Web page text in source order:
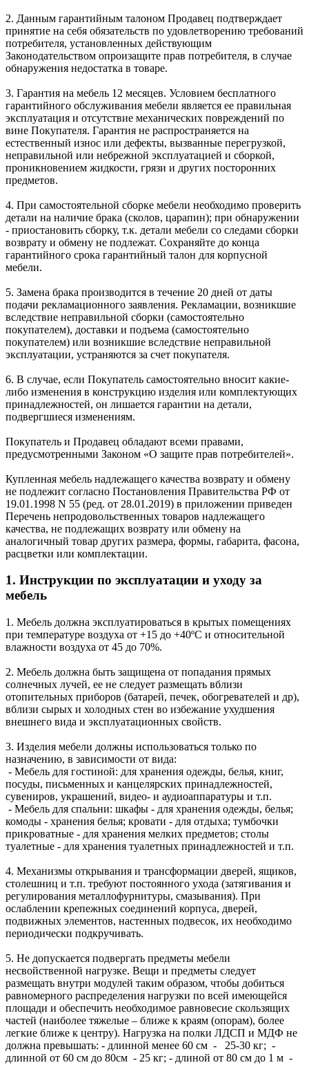
2. Данным гарантийным талоном Продавец подтверждает
принятие на себя обязательств по удовлетворению требований
потребителя, установленных действующим
Законодательством опроизащите прав потребителя, в случае
обнаружения недостатка в товаре.
3. Гарантия на мебель 12 месяцев. Условием бесплатного
гарантийного обслуживания мебели является ее правильная
эксплуатация и отсутствие механических повреждений по
вине Покупателя. Гарантия не распространяется на
естественный износ или дефекты, вызванные перегрузкой,
неправильной или небрежной эксплуатацией и сборкой,
проникновением жидкости, грязи и других посторонних
предметов.
4. При самостоятельной сборке мебели необходимо проверить
детали на наличие брака (сколов, царапин); при обнаружении
- приостановить сборку, т.к. детали мебели со следами сборки
возврату и обмену не подлежат. Сохраняйте до конца
гарантийного срока гарантийный талон для корпусной
мебели.
5. Замена брака производится в течение 20 дней от даты
подачи рекламационного заявления. Рекламации, возникшие
вследствие неправильной сборки (самостоятельно
покупателем), доставки и подъема (самостоятельно
покупателем) или возникшие вследствие неправильной
эксплуатации, устраняются за счет покупателя.
6. В случае, если Покупатель самостоятельно вносит какие-
либо изменения в конструкцию изделия или комплектующих
принадлежностей, он лишается гарантии на детали,
подвергшиеся изменениям.
Покупатель и Продавец обладают всеми правами,
предусмотренными Законом «О защите прав потребителей».
Купленная мебель надлежащего качества возврату и обмену
не подлежит согласно Постановления Правительства РФ от
19.01.1998 N 55 (ред. от 28.01.2019) в приложении приведен
Перечень непродовольственных товаров надлежащего
качества, не подлежащих возврату или обмену на
аналогичный товар других размера, формы, габарита, фасона,
расцветки или комплектации.
1. Инструкции по эксплуатации и уходу за
мебель
1. Мебель должна эксплуатироваться в крытых помещениях
при температуре воздуха от +15 до +40ºС и относительной
влажности воздуха от 45 до 70%.
2. Мебель должна быть защищена от попадания прямых
солнечных лучей, ее не следует размещать вблизи
отопительных приборов (батарей, печек, обогревателей и др),
вблизи сырых и холодных стен во избежание ухудшения
внешнего вида и эксплуатационных свойств.
3. Изделия мебели должны использоваться только по
назначению, в зависимости от вида:
- Мебель для гостиной: для хранения одежды, белья, книг,
посуды, письменных и канцелярских принадлежностей,
сувениров, украшений, видео- и аудиоаппаратуры и т.п.
- Мебель для спальни: шкафы - для хранения одежды, белья;
комоды - хранения белья; кровати - для отдыха; тумбочки
прикроватные - для хранения мелких предметов; столы
туалетные - для хранения туалетных принадлежностей и т.п.
4. Механизмы открывания и трансформации дверей, ящиков,
столешниц и т.п. требуют постоянного ухода (затягивания и
регулирования металлофурнитуры, смазывания). При
ослаблении крепежных соединений корпуса, дверей,
подвижных элементов, настенных подвесок, их необходимо
периодически подкручивать.
5. Не допускается подвергать предметы мебели
несвойственной нагрузке. Вещи и предметы следует
размещать внутри модулей таким образом, чтобы добиться
равномерного распределения нагрузки по всей имеющейся
площади и обеспечить необходимое равновесие скользящих
частей (наиболее тяжелые – ближе к краям (опорам), более
легкие ближе к центру). Нагрузка на полки ЛДСП и МДФ не
должна превышать: - длинной менее 60 см - 25-30 кг; -
длинной от 60 см до 80см - 25 кг; - длиной от 80 см до 1 м -